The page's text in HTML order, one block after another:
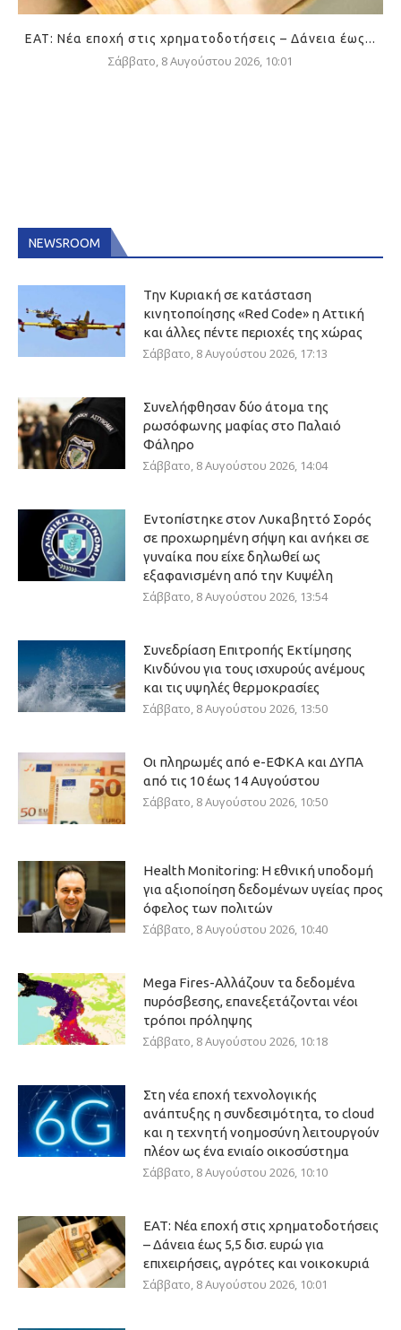
ΕΑΤ: Νέα εποχή στις χρηματοδοτήσεις – Δάνεια έως...
Σάββατο, 8 Αυγούστου 2026, 10:01
NEWSROOM
Την Κυριακή σε κατάσταση
κινητοποίησης «Red Code» η Αττική
και άλλες πέντε περιοχές της χώρας
Σάββατο, 8 Αυγούστου 2026, 17:13
Συνελήφθησαν δύο άτομα της
ρωσόφωνης μαφίας στο Παλαιό
Φάληρο
Σάββατο, 8 Αυγούστου 2026, 14:04
Εντοπίστηκε στον Λυκαβηττό Σορός
σε προχωρημένη σήψη και ανήκει σε
γυναίκα που είχε δηλωθεί ως
εξαφανισμένη από την Κυψέλη
Σάββατο, 8 Αυγούστου 2026, 13:54
Συνεδρίαση Επιτροπής Εκτίμησης
Κινδύνου για τους ισχυρούς ανέμους
και τις υψηλές θερμοκρασίες
Σάββατο, 8 Αυγούστου 2026, 13:50
Οι πληρωμές από e-ΕΦΚΑ και ΔΥΠΑ
από τις 10 έως 14 Αυγούστου
Σάββατο, 8 Αυγούστου 2026, 10:50
Health Monitoring: Η εθνική υποδομή
για αξιοποίηση δεδομένων υγείας προς
όφελος των πολιτών
Σάββατο, 8 Αυγούστου 2026, 10:40
Mega Fires-Αλλάζουν τα δεδομένα
πυρόσβεσης, επανεξετάζονται νέοι
τρόποι πρόληψης
Σάββατο, 8 Αυγούστου 2026, 10:18
Στη νέα εποχή τεχνολογικής
ανάπτυξης η συνδεσιμότητα, το cloud
και η τεχνητή νοημοσύνη λειτουργούν
πλέον ως ένα ενιαίο οικοσύστημα
Σάββατο, 8 Αυγούστου 2026, 10:10
ΕΑΤ: Νέα εποχή στις χρηματοδοτήσεις
– Δάνεια έως 5,5 δισ. ευρώ για
επιχειρήσεις, αγρότες και νοικοκυριά
Σάββατο, 8 Αυγούστου 2026, 10:01